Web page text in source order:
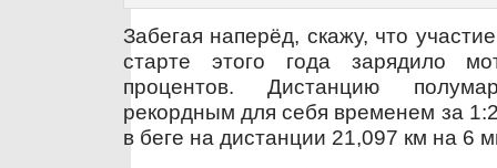
Забегая наперёд, скажу, что
старте этого года зарядило
процентов. Дистанцию
рекордным для себя временем за
в беге на дистанции 21,097 км на 6